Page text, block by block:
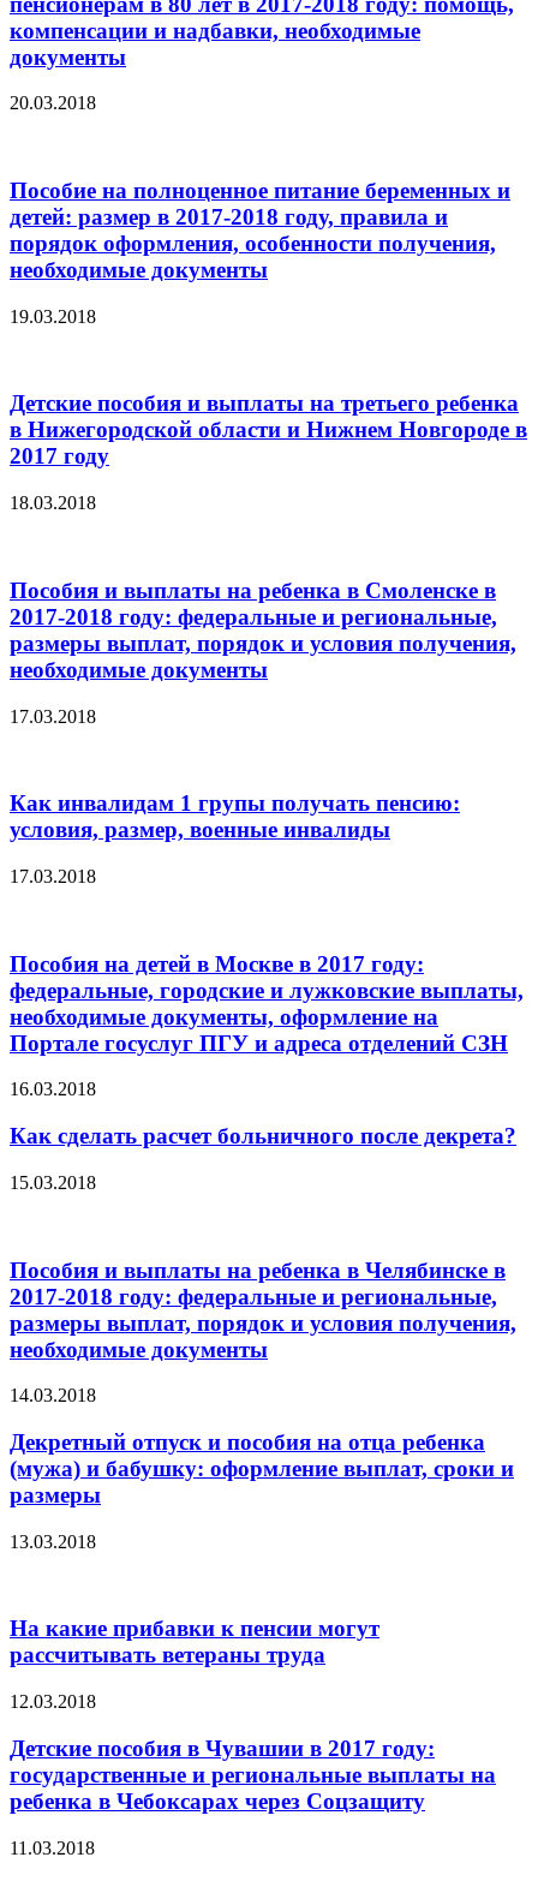
компенсации и надбавки, необходимые
документы
20.03.2018
Пособие на полноценное питание беременных и
детей: размер в 2017-2018 году, правила и
порядок оформления, особенности получения,
необходимые документы
19.03.2018
Детские пособия и выплаты на третьего ребенка
в Нижегородской области и Нижнем Новгороде в
2017 году
18.03.2018
Пособия и выплаты на ребенка в Смоленске в
2017-2018 году: федеральные и региональные,
размеры выплат, порядок и условия получения,
необходимые документы
17.03.2018
Как инвалидам 1 групы получать пенсию:
условия, размер, военные инвалиды
17.03.2018
Пособия на детей в Москве в 2017 году:
федеральные, городские и лужковские выплаты,
необходимые документы, оформление на
Портале госуслуг ПГУ и адреса отделений СЗН
16.03.2018
Как сделать расчет больничного после декрета?
15.03.2018
Пособия и выплаты на ребенка в Челябинске в
2017-2018 году: федеральные и региональные,
размеры выплат, порядок и условия получения,
необходимые документы
14.03.2018
Декретный отпуск и пособия на отца ребенка
(мужа) и бабушку: оформление выплат, сроки и
размеры
13.03.2018
На какие прибавки к пенсии могут
рассчитывать ветераны труда
12.03.2018
Детские пособия в Чувашии в 2017 году:
государственные и региональные выплаты на
ребенка в Чебоксарах через Соцзащиту
11.03.2018